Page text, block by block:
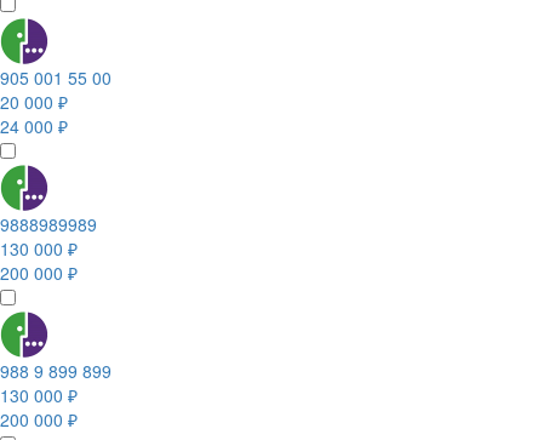
905 001 55 00
20 000 ₽
24 000 ₽
9888989989
130 000 ₽
200 000 ₽
988 9 899 899
130 000 ₽
200 000 ₽